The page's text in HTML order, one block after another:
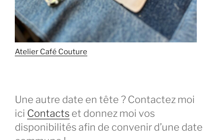
Atelier Café Couture
Une autre date en tête ? Contactez moi
ici Contacts et donnez moi vos
disponibilités afin de convenir d’une date